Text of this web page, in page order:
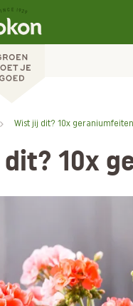
Wist jij dit? 10x geraniumfeiten
10x